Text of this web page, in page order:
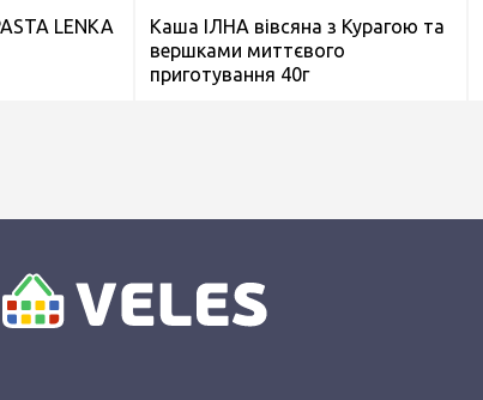
LENKA
Каша ІЛНА вівсяна з Курагою та
вершками миттєвого
приготування 40г